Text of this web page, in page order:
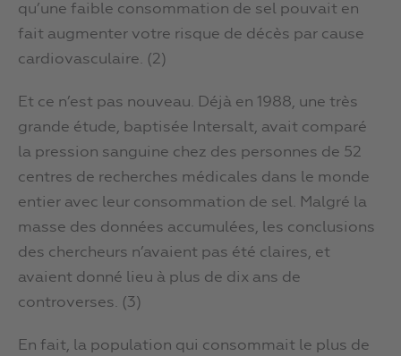
qu’une faible consommation de sel pouvait en
fait augmenter votre risque de décès par cause
cardiovasculaire. (2)
Et ce n’est pas nouveau. Déjà en 1988, une très
grande étude, baptisée Intersalt, avait comparé
la pression sanguine chez des personnes de 52
centres de recherches médicales dans le monde
entier avec leur consommation de sel. Malgré la
masse des données accumulées, les conclusions
des chercheurs n’avaient pas été claires, et
avaient donné lieu à plus de dix ans de
controverses. (3)
En fait, la population qui consommait le plus de